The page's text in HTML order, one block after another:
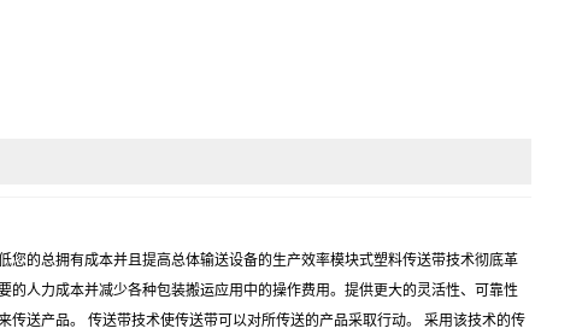
您的总拥有成本并且提高总体输送设备的生产效率模块式塑料传送带技术彻底革
人力成本并减少各种包装搬运应用中的操作费用。提供更大的灵活性、可靠性
送产品。 传送带技术使传送带可以对所传送的产品采取行动。 采用该技术的传